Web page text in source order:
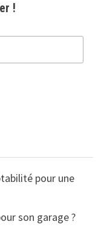
!
pour une
son garage ?